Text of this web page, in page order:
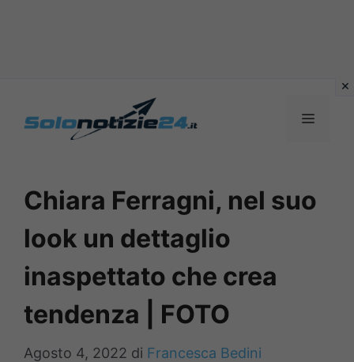
MENU
Chiara Ferragni, nel suo
look un dettaglio
inaspettato che crea
tendenza | FOTO
Agosto 4, 2022 di Francesca Bedini